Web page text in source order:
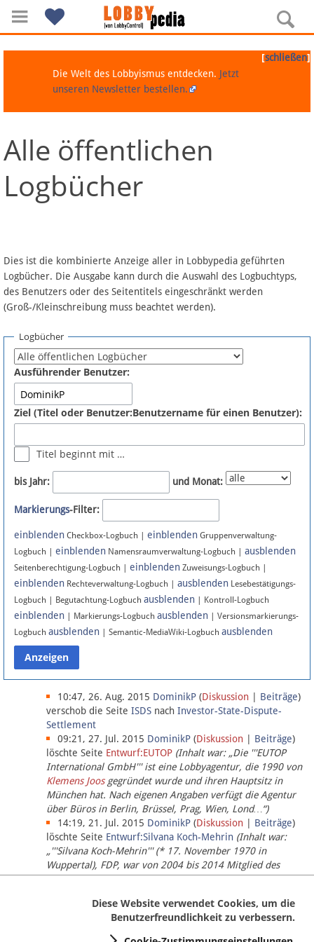
Navigation
Über Lobbypedia
Artikel nach Kategorien
FAQ
Fördermitglied werden
Fehler melden
Newsletter
Bluesky
Facebook
Instagram
Anmelden
Datenschutz
Über Lobbypedia
Impressum
[schließen]
Die Welt des Lobbyismus entdecken. Jetzt
unseren Newsletter bestellen.
Alle öffentlichen
Logbücher
Dies ist die kombinierte Anzeige aller in Lobbypedia geführten
Logbücher. Die Ausgabe kann durch die Auswahl des Logbuchtyps,
des Benutzers oder des Seitentitels eingeschränkt werden
(Groß-/Kleinschreibung muss beachtet werden).
Logbücher
Ausführender Benutzer:
Ziel (Titel oder Benutzer:Benutzername für einen Benutzer):
Titel beginnt mit …
bis Jahr: und Monat:
Markierungs-Filter:
einblenden Checkbox-Logbuch | einblenden Gruppenverwaltung-
Logbuch | einblenden Namensraumverwaltung-Logbuch | ausblenden
Seitenberechtigung-Logbuch | einblenden Zuweisungs-Logbuch |
einblenden Rechteverwaltung-Logbuch | ausblenden Lesebestätigungs-
Logbuch | Begutachtung-Logbuch ausblenden | Kontroll-Logbuch
einblenden | Markierungs-Logbuch ausblenden | Versionsmarkierungs-
Logbuch ausblenden | Semantic-MediaWiki-Logbuch ausblenden
10:47, 26. Aug. 2015 DominikP (Diskussion Beiträge)
verschob die Seite ISDS nach Investor-State-Dispute-
Settlement
09:21, 27. Jul. 2015 DominikP (Diskussion Beiträge)
löschte Seite Entwurf:EUTOP (Inhalt war: „Die '''EUTOP
International GmbH''' ist eine Lobbyagentur, die 1990 von
Klemens Joosgegründet wurde und ihren Hauptsitz in
München hat. Nach eigenen Angaben verfügt die Agentur
über Büros in Berlin, Brüssel, Prag, Wien, Lond…“)
14:19, 21. Jul. 2015 DominikP (Diskussion Beiträge)
löschte Seite Entwurf:Silvana Koch-Mehrin (Inhalt war:
„'''Silvana Koch-Mehrin''' (* 17. November 1970 in
Wuppertal), FDP, war von 2004 bis 2014 Mitglied des
Europäischen Parlaments, seit November 2014 ist sie für
Diese Website verwendet Cookies, um die
Benutzerfreundlichkeit zu verbessern.